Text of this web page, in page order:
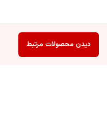
دیدن محصولات مرتبط